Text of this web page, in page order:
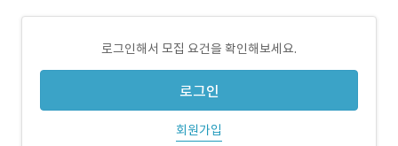
로그인해서 모집 요건을 확인해보세요.
로그인
회원가입